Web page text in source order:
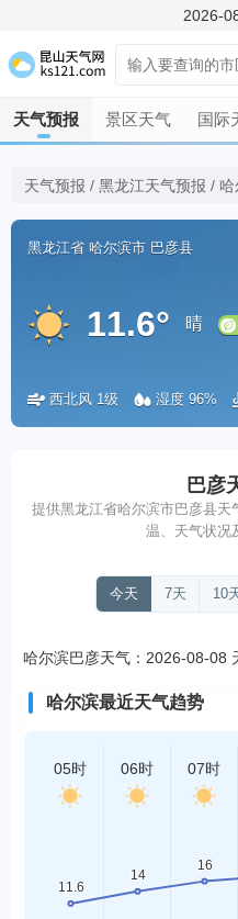
2026-
天气预报 景区天气 国际
天气预报 / 黑龙江天气预报 /
黑龙江省 哈尔滨市 巴彦县
11.6° 晴
西北风 1级 湿度 96%
巴彦
提供黑龙江省哈尔滨市巴彦县
温、天气状况
今天 7天 10
哈尔滨巴彦天气：2026-08-08
哈尔滨最近天气趋势
05时 06时 07时